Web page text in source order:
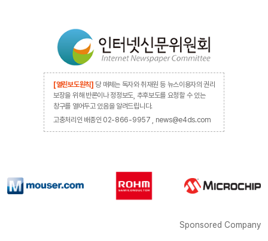
[열린보도원칙] 당 매체는 독자와 취재원 등 뉴스이용자의 권리
보장을 위해 반론이나 정정보도, 추후보도를 요청할 수 있는
창구를 열어두고 있음을 알려드립니다.
고충처리인 배종인 02-866-9957 , news@e4ds.com
Sponsored Company